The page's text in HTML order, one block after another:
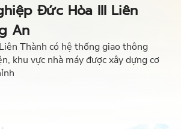
Đức Hòa III Liên
An
Thành có hệ thống giao thông
khu vực nhà máy được xây dựng cơ